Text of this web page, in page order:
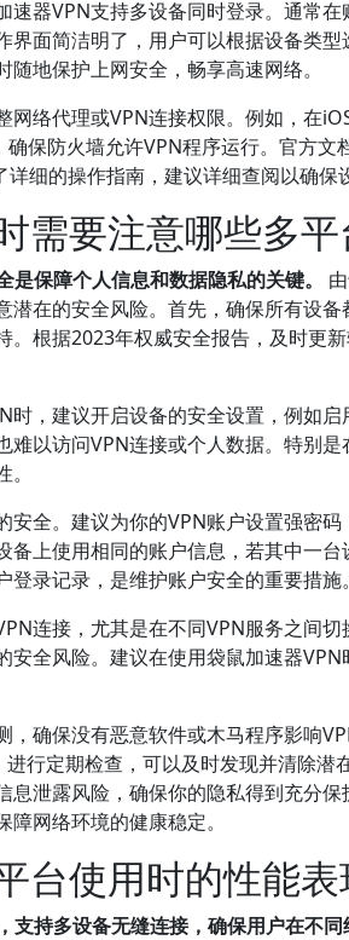
器VPN支持多设备同时登录。通常
界面简洁明了，用户可以根据设备类
地保护上网安全，畅享高速网络。
络代理或VPN连接权限。例如，在
保防火墙允许VPN程序运行。官方文
的操作指南，建议详细查阅以确保
需要注意哪些多平
保障个人信息和数据隐私的关键。
在的安全风险。首先，确保所有设
。根据2023年权威安全报告，及时更
时，建议开启设备的安全设置，例如
以访问VPN连接或个人数据。特别
全。建议为你的VPN账户设置强密
上使用相同的账户信息，若其中一
录记录，是维护账户安全的重要措施。
连接，尤其是在不同VPN服务之间
全风险。建议在使用袋鼠加速器
确保没有恶意软件或木马程序影响
行定期检查，可以及时发现并清除潜
泄露风险，确保你的隐私得到充分保
网络环境的健康稳定。
台使用时的性能表
支持多设备无缝连接，确保用户在不